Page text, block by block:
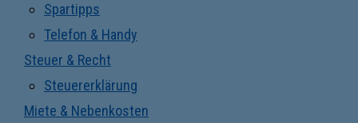
Spartipps
Telefon & Handy
Steuer & Recht
Steuererklärung
Miete & Nebenkosten